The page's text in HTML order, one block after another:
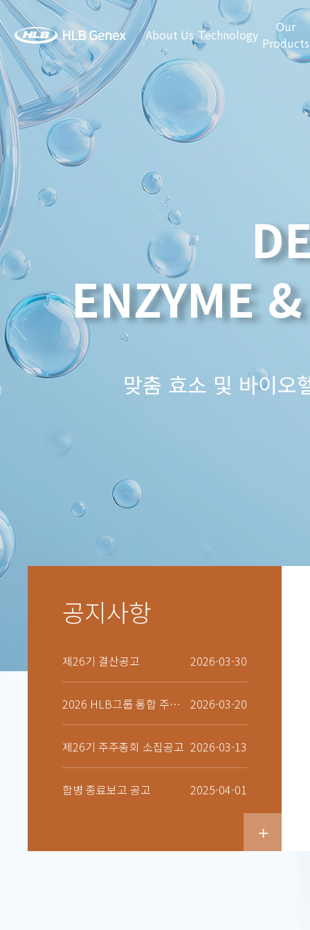
About Us Technology
Our
Products
ENZYME
맞춤 효소 및 바이오
공지사항
제26기 결산공고 2026-03-30
2026 HLB그룹 통합 주주간담회 개최 안내 2026-03-20
제26기 주주총회 소집공고 2026-03-13
합병 종료보고 공고 2025-04-01